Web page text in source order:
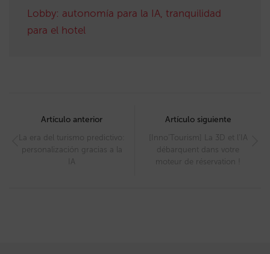
Lobby: autonomía para la IA, tranquilidad
para el hotel
navigation
Artículo anterior
La era del turismo predictivo:
personalización gracias a la
IA
Artículo siguiente
[Inno’Tourism] La 3D et l’IA
débarquent dans votre
moteur de réservation !